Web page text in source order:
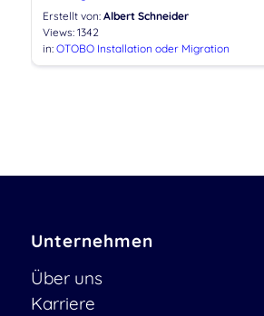
Erstellt von: Albert Schneider
Views: 1342
in: OTOBO Installation oder Migration
Unternehmen
Über uns
Karriere